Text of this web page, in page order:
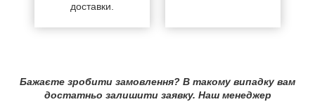
доставки.
Бажаєте зробити замовлення? В такому випадку вам
достатньо залишити заявку. Наш менеджер